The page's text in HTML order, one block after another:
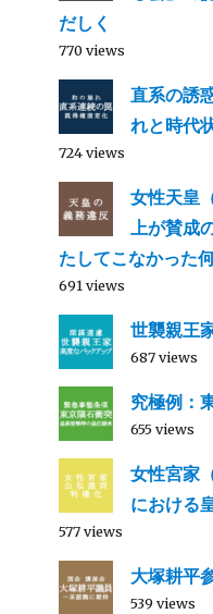
だしく
770 views
直系の誘
れと時代
724 views
女性天皇
上が賛成
たしてこなかった
691 views
世襲親王
687 views
究極例：
655 views
女性宮家
における
577 views
大塚耕平
539 views